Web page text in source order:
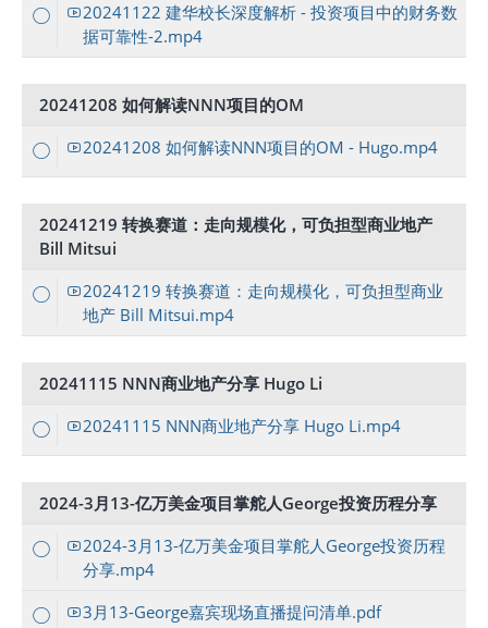
20241122 建华校长深度解析 - 投资项目中的财务数
据可靠性-2.mp4
20241208 如何解读NNN项目的OM
20241208 如何解读NNN项目的OM - Hugo.mp4
20241219 转换赛道：走向规模化，可负担型商业地产
Bill Mitsui
20241219 转换赛道：走向规模化，可负担型商业
地产 Bill Mitsui.mp4
20241115 NNN商业地产分享 Hugo Li
20241115 NNN商业地产分享 Hugo Li.mp4
2024-3月13-亿万美金项目掌舵人George投资历程分享
2024-3月13-亿万美金项目掌舵人George投资历程
分享.mp4
3月13-George嘉宾现场直播提问清单.pdf